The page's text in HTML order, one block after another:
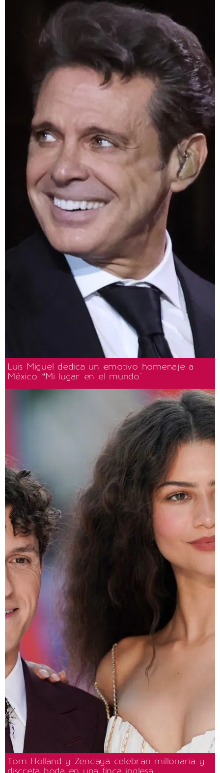
Luis Miguel dedica un emotivo homenaje a
México: “Mi lugar en el mundo"
Tom Holland y Zendaya celebran millonaria y